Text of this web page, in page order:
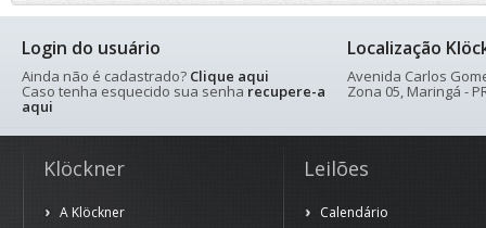
Login do usuário
Ainda não é cadastrado? Clique aqui
Caso tenha esquecido sua senha recupere-a
aqui
Localização
Avenida Carlos
Zona 05, Maringá -
Klöckner
A Klöckner
Leilões
Calendário